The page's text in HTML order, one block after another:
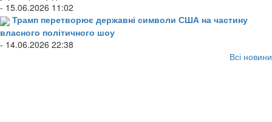
- 15.06.2026 11:02
Трамп перетворює державні символи США на частину
власного політичного шоу
- 14.06.2026 22:38
Всі новини